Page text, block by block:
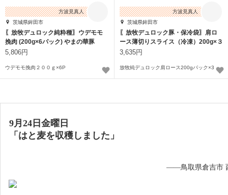
方波見真人
茨城県鉾田市
〖放牧デュロック純粋種〗ウデモモ
挽肉 (200g×6パック) やまの華豚
5,806円
ウデモモ挽肉２００ｇ×6P
方波見真人
茨城県鉾田市
〖放牧デュロック豚・保冷袋〗肩ロ
ース薄切りスライス（冷凍）200g×３
パック
3,635円
放牧純デュロック肩ロース200gパック×3
9月24日金曜日
「はと麦を収穫しました」
——鳥取県倉吉市